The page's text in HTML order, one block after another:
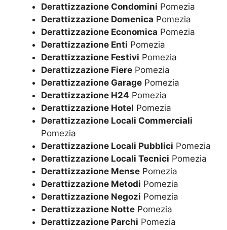
Derattizzazione Condomini Pomezia
Derattizzazione Domenica Pomezia
Derattizzazione Economica Pomezia
Derattizzazione Enti Pomezia
Derattizzazione Festivi Pomezia
Derattizzazione Fiere Pomezia
Derattizzazione Garage Pomezia
Derattizzazione H24 Pomezia
Derattizzazione Hotel Pomezia
Derattizzazione Locali Commerciali
Pomezia
Derattizzazione Locali Pubblici Pomezia
Derattizzazione Locali Tecnici Pomezia
Derattizzazione Mense Pomezia
Derattizzazione Metodi Pomezia
Derattizzazione Negozi Pomezia
Derattizzazione Notte Pomezia
Derattizzazione Parchi Pomezia